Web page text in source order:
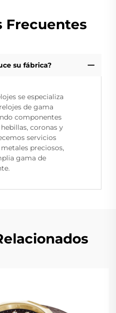
Frecuentes
su fábrica?
se especializa
de gama
componentes
coronas y
servicios
preciosos,
gama de